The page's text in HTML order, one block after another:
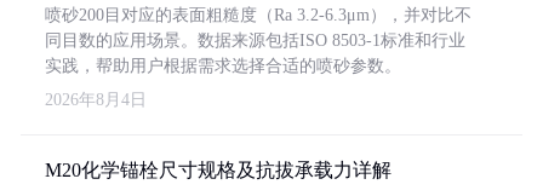
喷砂200目对应的表面粗糙度（Ra 3.2-6.3μm），并对比不
同目数的应用场景。数据来源包括ISO 8503-1标准和行业
实践，帮助用户根据需求选择合适的喷砂参数。
2026年8月4日
M20化学锚栓尺寸规格及抗拔承载力详解